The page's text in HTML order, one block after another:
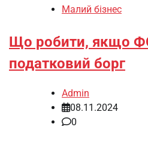
Малий бізнес
Що робити, якщо
податковий борг
Admin
08.11.2024
0